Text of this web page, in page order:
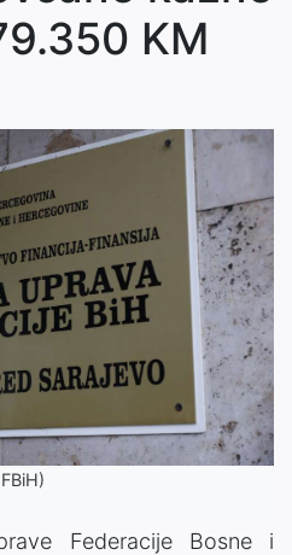
KM
Federacije Bosne i